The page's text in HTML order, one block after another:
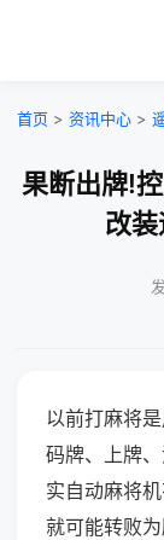
首页 > 资讯中心 >
果断出牌!
改
以前打麻将
码牌、上牌
实自动麻将
就可能转败为